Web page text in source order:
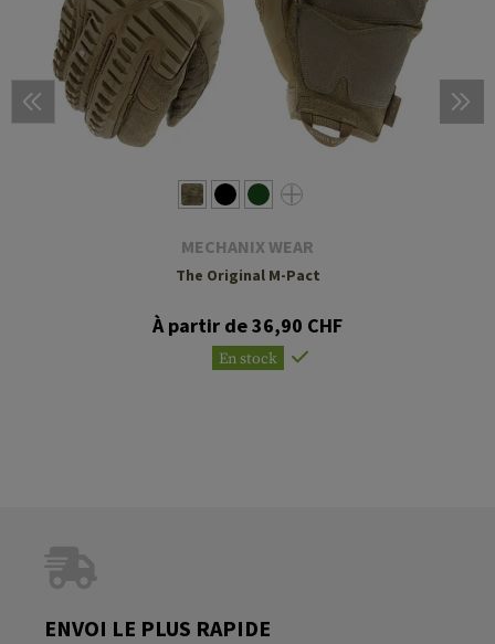
MECHANIX WEAR
The Original M-Pact
À partir de 36,90 CHF
En stock
ENVOI LE PLUS RAPIDE